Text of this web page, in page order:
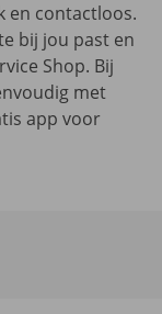
en contactloos.
bij jou past en
Shop. Bij
met
app voor